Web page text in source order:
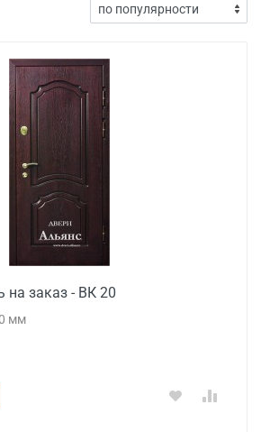
на заказ - ВК 20
мм